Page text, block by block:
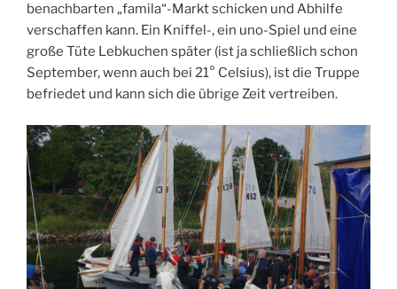
benachbarten „famila“-Markt schicken und Abhilfe
verschaffen kann. Ein Kniffel-, ein uno-Spiel und eine
große Tüte Lebkuchen später (ist ja schließlich schon
September, wenn auch bei 21° Celsius), ist die Truppe
befriedet und kann sich die übrige Zeit vertreiben.